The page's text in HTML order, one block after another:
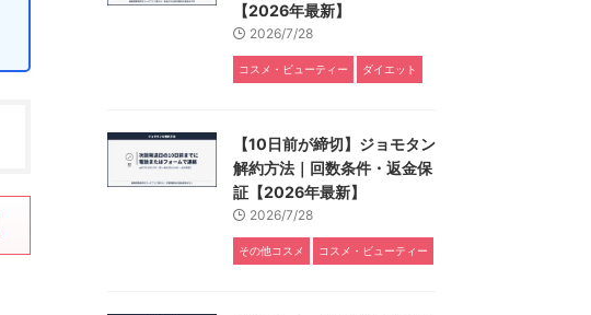
【2026年最新】
2026/7/28
コスメ・ビューティー ダイエット
【10日前が締切】ジョモタン
解約方法｜回数条件・返金保
証【2026年最新】
2026/7/28
その他コスメ コスメ・ビューティー